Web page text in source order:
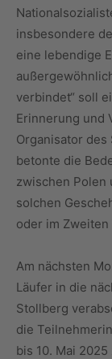
insbesondere
eine lebendige
verbindet“ soll
Erinnerung und
Organisator des
betonte die
zwischen Polen
solchen
oder im
Am nächsten
Läufer in die
Stollberg
die
bis 10. Mai